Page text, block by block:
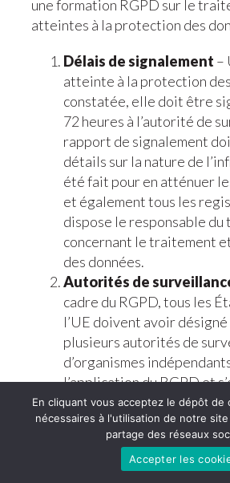
une formation RGPD sur le
atteintes à la protection des
Délais de signalement –
atteinte à la protection
constatée, elle doit être
72 heures à l’autorité de
rapport de signalement
détails sur la nature de
été fait pour en atténuer
et également tous les
dispose le responsable
concernant le traitement
des données.
Autorités de
cadre du RGPD, tous les
l’UE doivent avoir désigné
plusieurs autorités de
d’organismes
l’application du RGPD et
toute atteinte à la
Ces autorités décident de
suivre en cas de violation
que des sanctions qui
En cliquant vous acceptez le dépôt de
nécessaires à l'utilisation de notre
partage des réseaux
Accepter les